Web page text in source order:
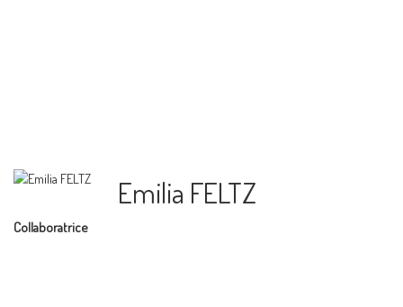
Emilia FELTZ
Collaboratrice